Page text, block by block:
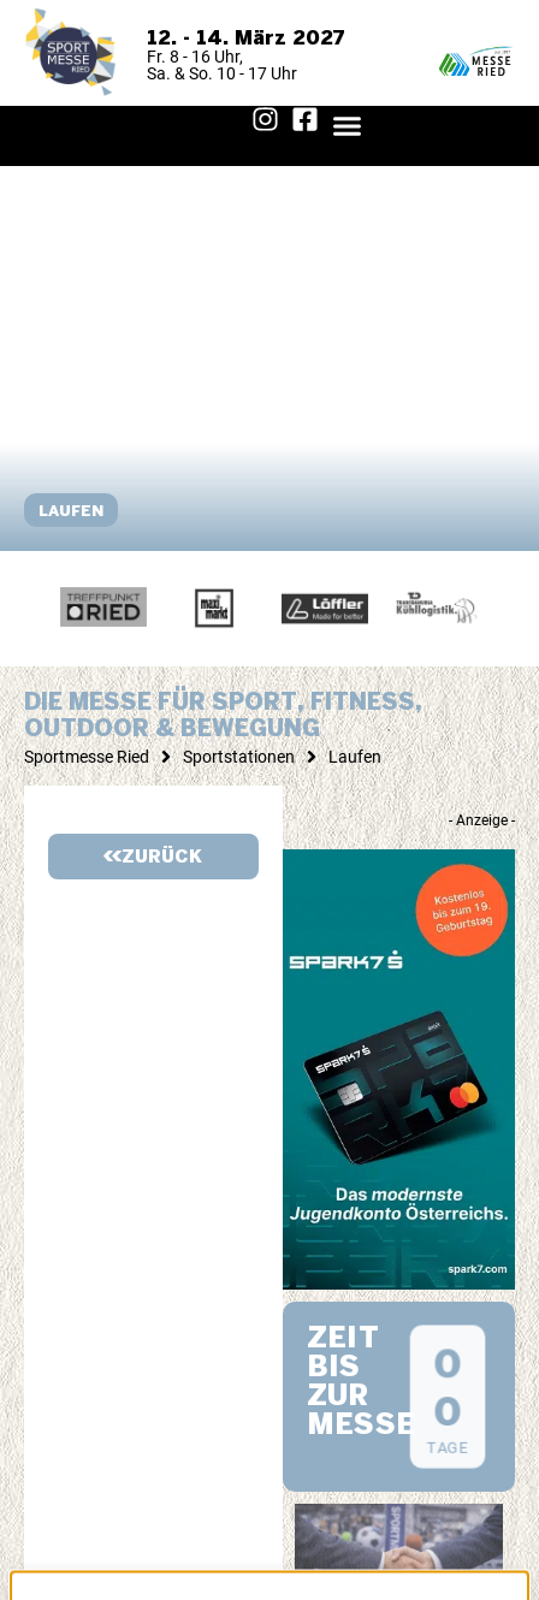
12. - 14. März 2027
Fr. 8 - 16 Uhr,
Sa. & So. 10 - 17 Uhr
LAUFEN
DIE MESSE FÜR SPORT, FITNESS,
OUTDOOR & BEWEGUNG
Sportmesse Ried Sportstationen Laufen
ZURÜCK
- Anzeige -
ZEIT
BIS
ZUR
MESSE
0
0
TAGE